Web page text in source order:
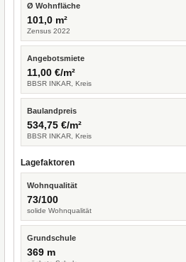
Ø Wohnfläche
101,0 m²
Zensus 2022
Angebotsmiete
11,00 €/m²
BBSR INKAR, Kreis
Baulandpreis
534,75 €/m²
BBSR INKAR, Kreis
Lagefaktoren
Wohnqualität
73/100
solide Wohnqualität
Grundschule
369 m